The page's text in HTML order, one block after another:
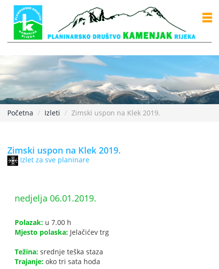
Početna Izleti Zimski uspon na Klek 2019.
Zimski uspon na Klek 2019.
Izlet za sve planinare
nedjelja 06.01.2019.
Polazak: u 7.00 h
Mjesto polaska: Jelačićev trg
Težina: srednje teška staza
Trajanje: oko tri sata hoda